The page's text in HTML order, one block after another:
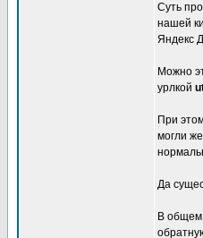
Суть
нашей
Яндекс
Можно
урлкой
При
могли
Да
В общем